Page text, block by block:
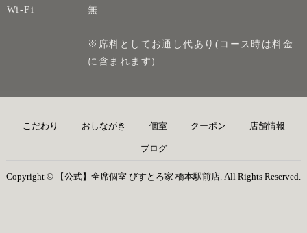
Wi-Fi
無
※席料としてお通し代あり(コース時は料金
に含まれます)
こだわり おしながき 個室 クーポン 店舗情報
ブログ
Copyright © 【公式】全席個室 びすとろ家 橋本駅前店. All Rights Reserved.